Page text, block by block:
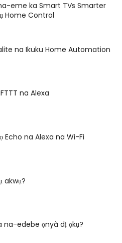
eme ka Smart TVs Smarter
Home Control
na Ikuku Home Automation
na Alexa
Echo na Alexa na Wi-Fi
akwụ?
na-edebe ọnyà dị ọkụ?